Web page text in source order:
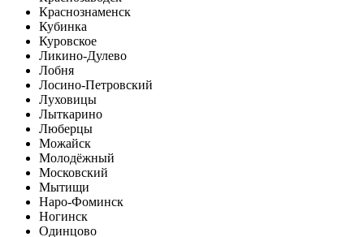
Краснознаменск
Кубинка
Куровское
Ликино-Дулево
Лобня
Лосино-Петровский
Луховицы
Лыткарино
Люберцы
Можайск
Молодёжный
Московский
Мытищи
Наро-Фоминск
Ногинск
Одинцово